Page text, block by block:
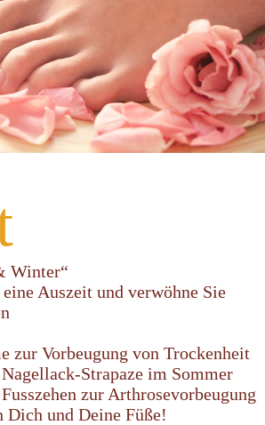
Winter“
Auszeit und verwöhne Sie
zur Vorbeugung von Trockenheit
Strapaze im Sommer
zur Arthrosevorbeugung
Dich und Deine Füße!